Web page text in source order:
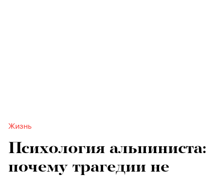
Жизнь
Психология альпиниста:
почему трагедии не